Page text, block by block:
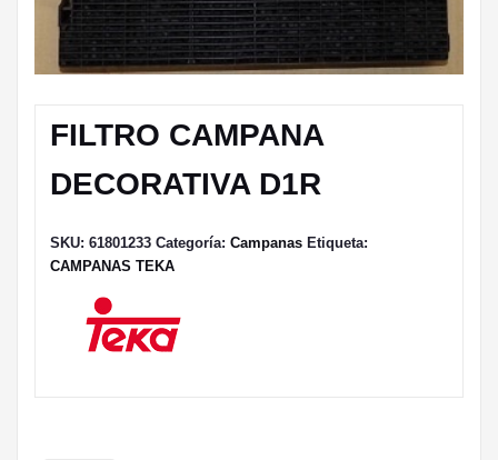
FILTRO CAMPANA
DECORATIVA D1R
SKU: 61801233 Categoría: Campanas Etiqueta:
CAMPANAS TEKA